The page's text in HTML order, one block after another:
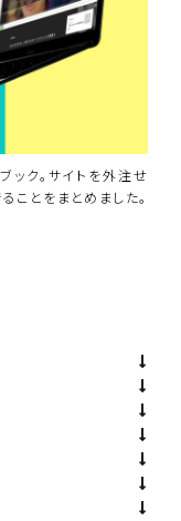
ック。サイトを外注せ
ことをまとめました。